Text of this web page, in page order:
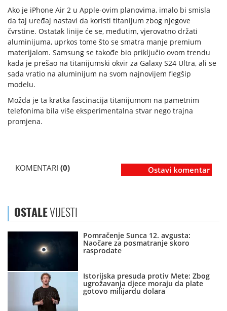
Ako je iPhone Air 2 u Apple-ovim planovima, imalo bi smisla
da taj uređaj nastavi da koristi titanijum zbog njegove
čvrstine. Ostatak linije će se, međutim, vjerovatno držati
aluminijuma, uprkos tome što se smatra manje premium
materijalom. Samsung se takođe bio priključio ovom trendu
kada je prešao na titanijumski okvir za Galaxy S24 Ultra, ali se
sada vratio na aluminijum na svom najnovijem flegšip
modelu.
Možda je ta kratka fascinacija titanijumom na pametnim
telefonima bila više eksperimentalna stvar nego trajna
promjena.
KOMENTARI (0) Ostavi komentar
OSTALEVIJESTI
Pomračenje Sunca 12. avgusta:
Naočare za posmatranje skoro
rasprodate
Istorijska presuda protiv Mete: Zbog
ugrožavanja djece moraju da plate
gotovo milijardu dolara